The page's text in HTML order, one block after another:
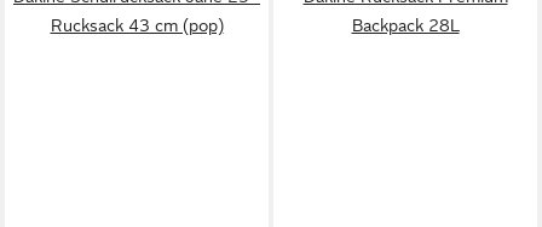
Rucksack 43 cm (pop)
Backpack 28L